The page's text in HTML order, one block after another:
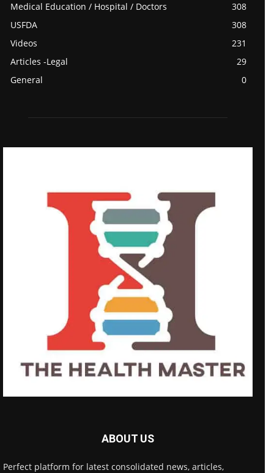
Medical Education / Hospital / Doctors
308
USFDA
308
Videos
231
Articles -Legal
29
General
0
ABOUT US
Perfect platform for latest consolidated news, articles,